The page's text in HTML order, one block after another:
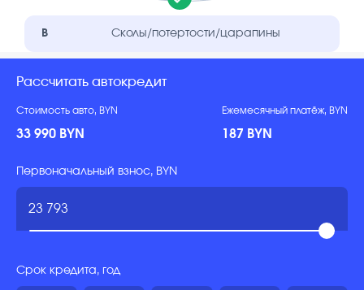
B Сколы/потертости/царапины
Рассчитать автокредит
Стоимость авто, BYN
33 990 BYN
Ежемесячный платёж, BYN
187 BYN
Первоначальный взнос, BYN
Срок кредита, год